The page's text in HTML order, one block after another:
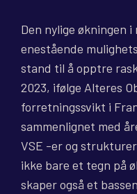
Den nylige økningen
enestående
stand til å opptre
2023, ifølge Alteres
forretningssvikt i
sammenlignet med
VSE -er og
ikke bare et tegn på
skaper også et